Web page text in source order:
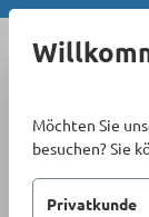
Zum Hauptinhalt
Möchten Sie
besuchen? Sie
Privatkunde